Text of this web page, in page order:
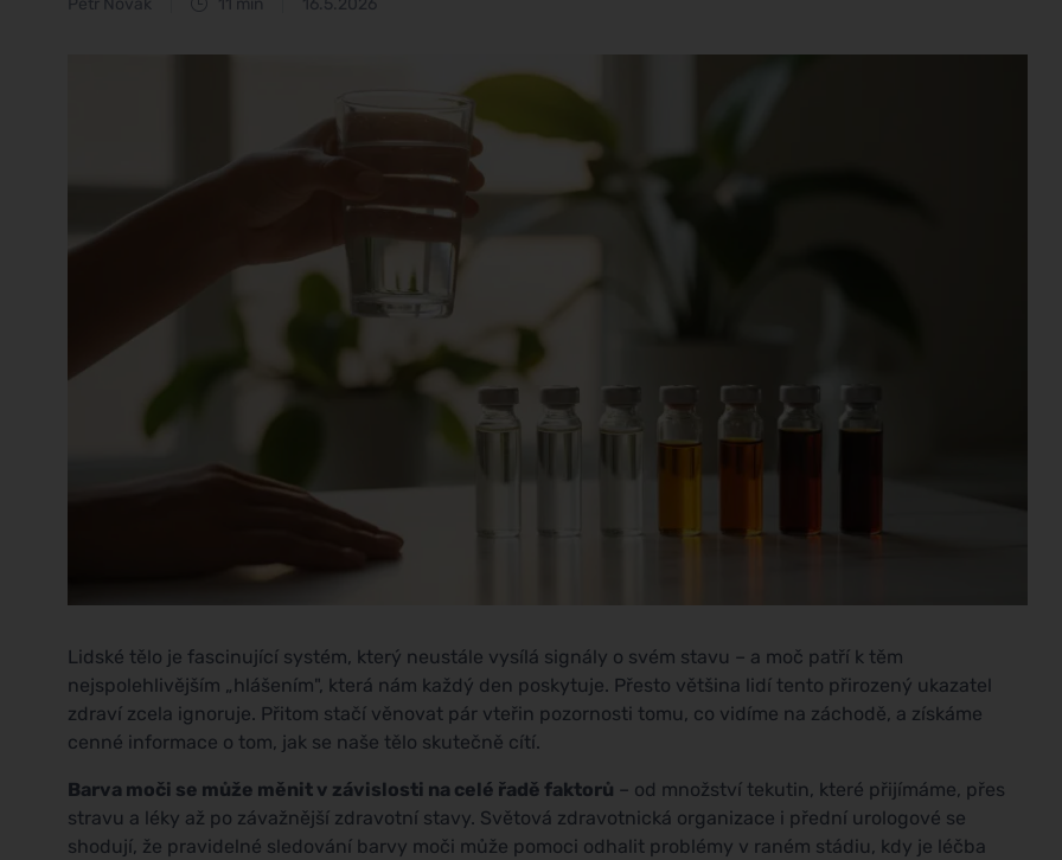
Lidské tělo je fascinující systém, který neustále vysílá signály o svém stavu – a moč patří k těm
nejspolehlivějším „hlášením", která nám každý den poskytuje. Přesto většina lidí tento přirozený ukazatel
zdraví zcela ignoruje. Přitom stačí věnovat pár vteřin pozornosti tomu, co vidíme na záchodě, a získáme
cenné informace o tom, jak se naše tělo skutečně cítí.
Barva moči se může měnit v závislosti na celé řadě faktorů – od množství tekutin, které přijímáme, přes
stravu a léky až po závažnější zdravotní stavy. Světová zdravotnická organizace i přední urologové se
shodují, že pravidelné sledování barvy moči může pomoci odhalit problémy v raném stádiu, kdy je léčba